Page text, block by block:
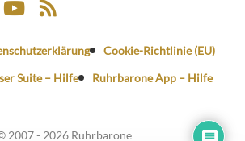
Cookie-Richtlinie (EU)
Suite – Hilfe
Ruhrbarone App – Hilfe
2007 - 2026 Ruhrbarone